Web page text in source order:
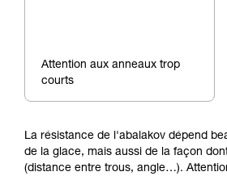
Attention aux anneaux trop
courts
La résistance de l'abalakov dépend
de la glace, mais aussi de la façon
(distance entre trous, angle…).